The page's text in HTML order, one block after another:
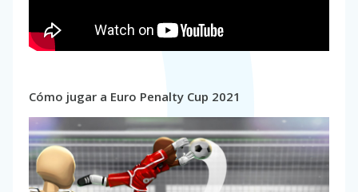
Cómo jugar a Euro Penalty Cup 2021